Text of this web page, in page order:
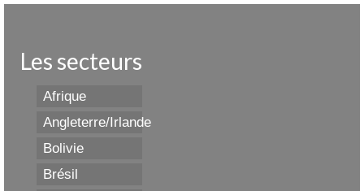
Les secteurs
Afrique
Angleterre/Irlande
Bolivie
Brésil